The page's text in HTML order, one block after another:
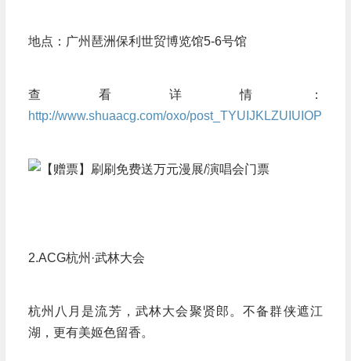
地点：广州琶洲保利世贸博览馆5-6号馆
查看详情：
http://www.shuaacg.com/oxo/post_TYUIJKLZUIUIOP
2.ACG杭州·武林大会
杭州八月是流芳，武林大会聚贤郎。不备群侠遮江
湖，更有美姬色留香。